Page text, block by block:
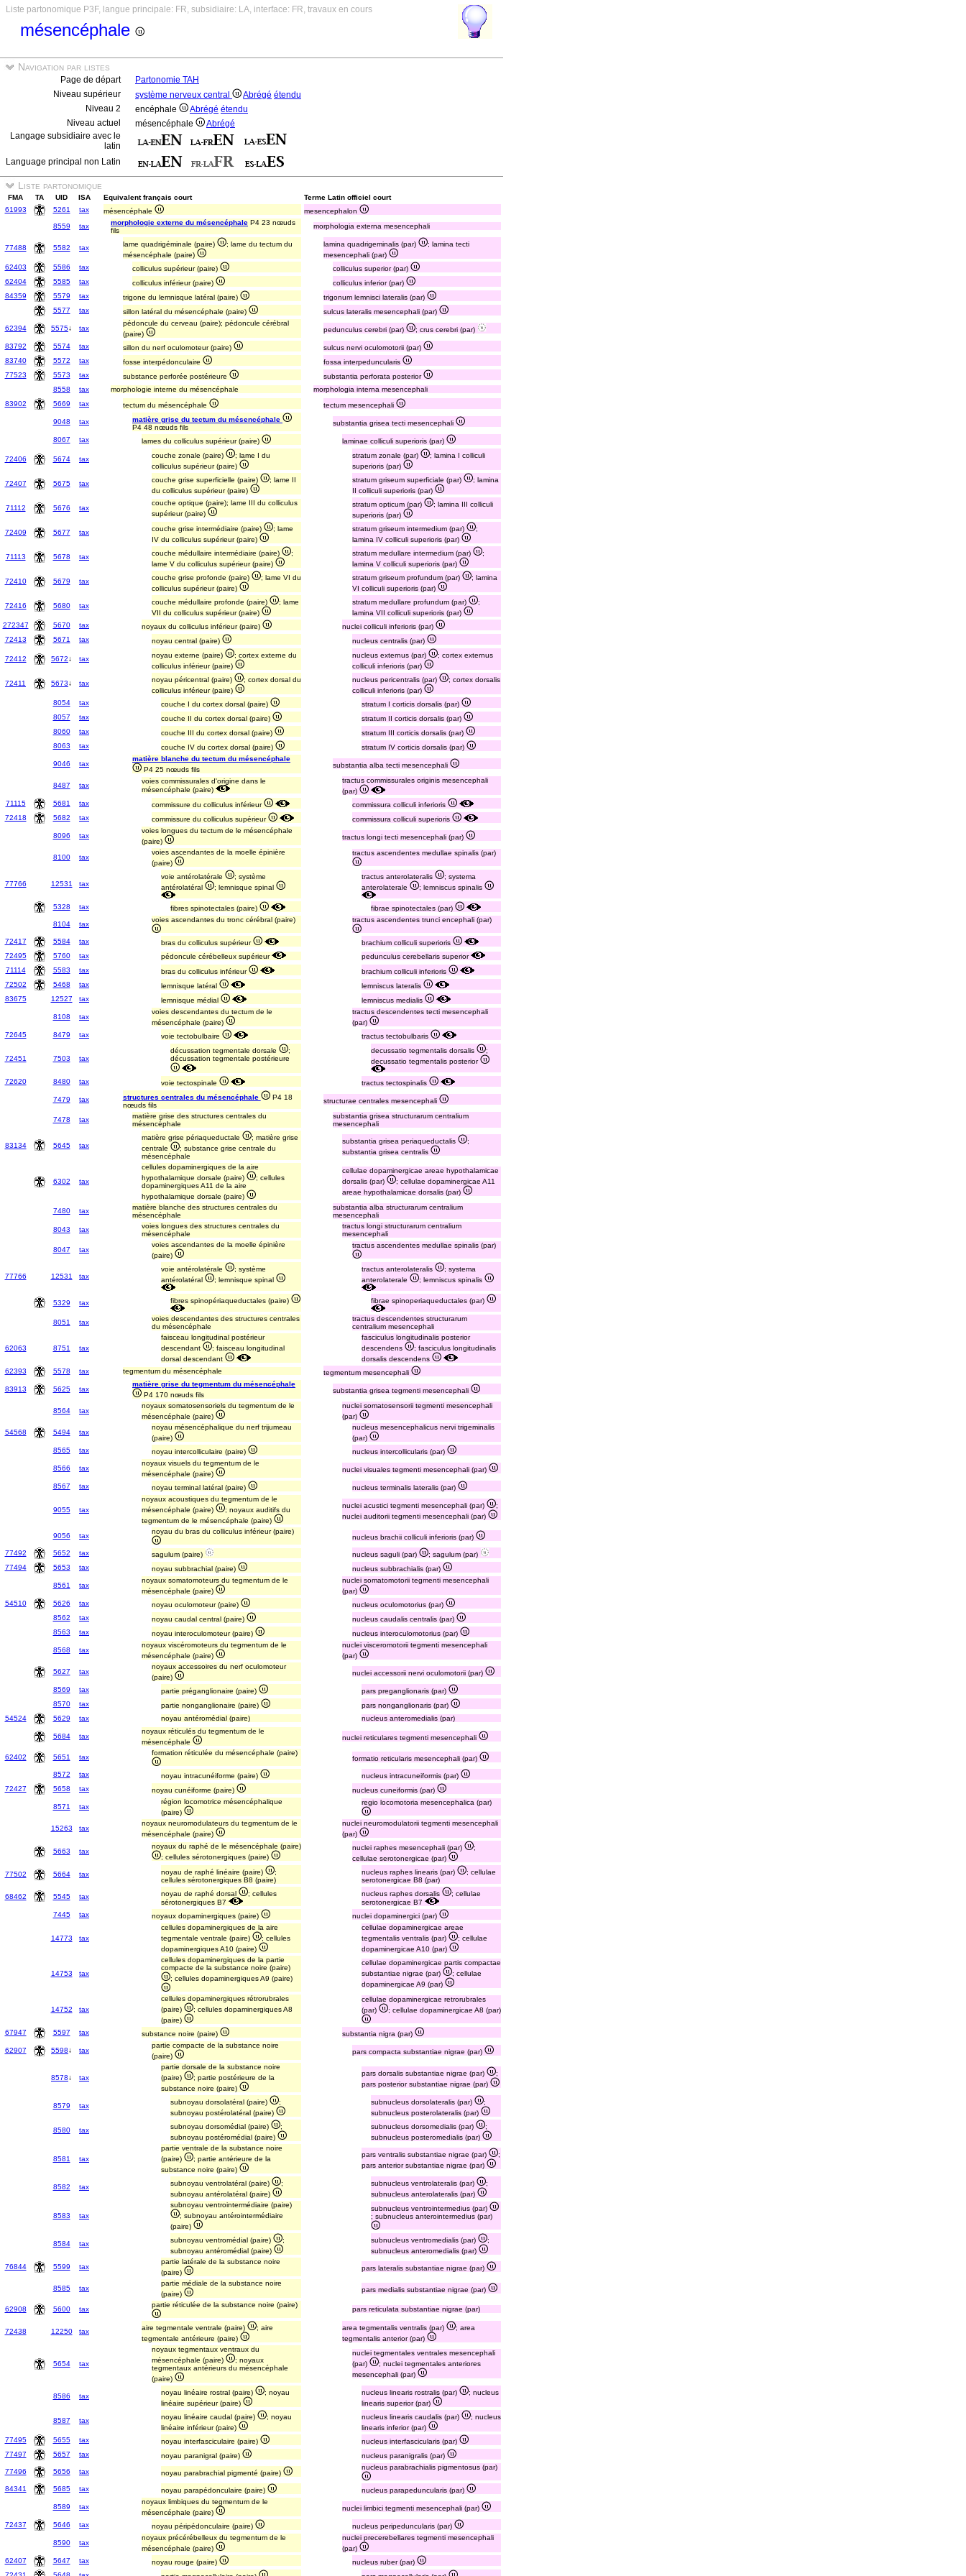
Liste partonomique P3F, langue principale: FR, subsidiaire: LA, interface: FR, travaux en cours
mésencéphale
Navigation par listes
Page de départ
Partonomie TAH
Niveau supérieur
système nerveux central Abrégé étendu
Niveau 2
encéphale Abrégé étendu
Niveau actuel
mésencéphale
Abrégé
Langage subsidiaire avec le
latin
Language principal non Latin
Liste partonomique
FMA TA UID ISA Equivalent français court
Terme Latin officiel court
61993
5261 tax mésencéphale
mesencephalon
8559
tax morphologie externe du mésencéphale P4 23 nœuds
fils
morphologia externa mesencephali
77488 5582 tax lame quadrigéminale (paire)
; lame du tectum du
mésencéphale (paire)
lamina quadrigeminalis (par)
; lamina tecti
mesencephali (par)
62403
5586 tax colliculus supérieur (paire)
colliculus superior (par)
62404
5585 tax colliculus inférieur (paire)
colliculus inferior (par)
84359
5579 tax trigone du lemnisque latéral (paire)
trigonum lemnisci lateralis (par)
5577
tax sillon latéral du mésencéphale (paire) sulcus lateralis mesencephali (par)
62394 5575↓ tax
pédoncule du cerveau (paire); pédoncule cérébral
(paire)
pedunculus cerebri (par) ; crus cerebri (par)
83792 5574 tax sillon du nerf oculomoteur (paire)
sulcus nervi oculomotorii (par)
83740
5572 tax fosse interpédonculaire
fossa interpeduncularis
77523
5573 tax substance perforée postérieure
substantia perforata posterior
8558
tax morphologie interne du mésencéphale
morphologia interna mesencephali
83902
5669 tax tectum du mésencéphale tectum mesencephali
9048 tax
matière grise du tectum du mésencéphale
P4 48 nœuds fils
substantia grisea tecti mesencephali
8067 tax lames du colliculus supérieur (paire) laminae colliculi superioris (par)
72406 5674 tax couche zonale (paire)
; lame I du
colliculus supérieur (paire)
stratum zonale (par)
; lamina I colliculi
superioris (par)
72407 5675 tax couche grise superficielle (paire)
; lame II
du colliculus supérieur (paire)
stratum griseum superficiale (par)
; lamina
II colliculi superioris (par)
71112 5676 tax
couche optique (paire); lame III du colliculus
supérieur (paire)
stratum opticum (par)
; lamina III colliculi
superioris (par)
72409 5677 tax couche grise intermédiaire (paire)
; lame
IV du colliculus supérieur (paire)
stratum griseum intermedium (par)
;
lamina IV colliculi superioris (par)
71113 5678 tax couche médullaire intermédiaire (paire)
;
lame V du colliculus supérieur (paire)
stratum medullare intermedium (par)
;
lamina V colliculi superioris (par)
72410 5679 tax couche grise profonde (paire)
; lame VI du
colliculus supérieur (paire)
stratum griseum profundum (par)
; lamina
VI colliculi superioris (par)
72416 5680 tax couche médullaire profonde (paire)
; lame
VII du colliculus supérieur (paire)
stratum medullare profundum (par)
;
lamina VII colliculi superioris (par)
272347
5670 tax noyaux du colliculus inférieur (paire)
nuclei colliculi inferioris (par)
72413
5671 tax noyau central (paire) nucleus centralis (par)
72412 5672↓ tax noyau externe (paire)
; cortex externe du
colliculus inférieur (paire)
nucleus externus (par)
; cortex externus
colliculi inferioris (par)
72411 5673↓ tax noyau péricentral (paire)
; cortex dorsal du
colliculus inférieur (paire)
nucleus pericentralis (par)
; cortex dorsalis
colliculi inferioris (par)
8054
tax couche I du cortex dorsal (paire)
stratum I corticis dorsalis (par)
8057
tax couche II du cortex dorsal (paire)
stratum II corticis dorsalis (par)
8060
tax couche III du cortex dorsal (paire)
stratum III corticis dorsalis (par)
8063
tax couche IV du cortex dorsal (paire) stratum IV corticis dorsalis (par)
9046 tax
matière blanche du tectum du mésencéphale
P4 25 nœuds fils
substantia alba tecti mesencephali
8487 tax
voies commissurales d'origine dans le
mésencéphale (paire)
tractus commissurales originis mesencephali
(par)
71115
5681 tax commissure du colliculus inférieur
commissura colliculi inferioris
72418
5682 tax commissure du colliculus supérieur commissura colliculi superioris
8096 tax
voies longues du tectum de le mésencéphale
(paire)
tractus longi tecti mesencephali (par)
8100 tax
voies ascendantes de la moelle épinière
(paire)
tractus ascendentes medullae spinalis (par)
77766 12531 tax
voie antérolatérale
; système
antérolatéral
; lemnisque spinal
tractus anterolateralis
; systema
anterolaterale
; lemniscus spinalis
5328 tax fibres spinotectales (paire)
fibrae spinotectales (par)
8104
tax
voies ascendantes du tronc cérébral (paire) tractus ascendentes trunci encephali (par)
72417 5584 tax bras du colliculus supérieur
brachium colliculi superioris
72495
5760 tax pédoncule cérébelleux supérieur
pedunculus cerebellaris superior
71114
5583 tax bras du colliculus inférieur
brachium colliculi inferioris
72502
5468 tax lemnisque latéral
lemniscus lateralis
83675
12527 tax lemnisque médial lemniscus medialis
8108 tax
voies descendantes du tectum de le
mésencéphale (paire)
tractus descendentes tecti mesencephali
(par)
72645
8479 tax voie tectobulbaire tractus tectobulbaris
72451 7503 tax
décussation tegmentale dorsale
;
décussation tegmentale postérieure
decussatio tegmentalis dorsalis
;
decussatio tegmentalis posterior
72620 8480 tax voie tectospinale tractus tectospinalis
7479 tax structures centrales du mésencéphale
P4 18
nœuds fils
structurae centrales mesencephali
7478 tax
matière grise des structures centrales du
mésencéphale
substantia grisea structurarum centralium
mesencephali
83134 5645 tax
matière grise périaqueductale
; matière grise
centrale
; substance grise centrale du
mésencéphale
substantia grisea periaqueductalis
;
substantia grisea centralis
6302 tax
cellules dopaminergiques de la aire
hypothalamique dorsale (paire)
; cellules
dopaminergiques A11 de la aire
hypothalamique dorsale (paire)
cellulae dopaminergicae areae hypothalamicae
dorsalis (par)
; cellulae dopaminergicae A11
areae hypothalamicae dorsalis (par)
7480 tax
matière blanche des structures centrales du
mésencéphale
substantia alba structurarum centralium
mesencephali
8043
tax
voies longues des structures centrales du
mésencéphale
tractus longi structurarum centralium
mesencephali
8047
tax
voies ascendantes de la moelle épinière
(paire)
tractus ascendentes medullae spinalis (par)
77766 12531 tax
voie antérolatérale
; système
antérolatéral
; lemnisque spinal
tractus anterolateralis
; systema
anterolaterale
; lemniscus spinalis
5329 tax fibres spinopériaqueductales (paire) fibrae spinoperiaqueductales (par)
8051 tax
voies descendantes des structures centrales
du mésencéphale
tractus descendentes structurarum
centralium mesencephali
62063 8751 tax
faisceau longitudinal postérieur
descendant
; faisceau longitudinal
dorsal descendant
fasciculus longitudinalis posterior
descendens
; fasciculus longitudinalis
dorsalis descendens
62393
5578 tax tegmentum du mésencéphale tegmentum mesencephali
83913 5625 tax
matière grise du tegmentum du mésencéphale
P4 170 nœuds fils
substantia grisea tegmenti mesencephali
8564 tax
noyaux somatosensoriels du tegmentum de le
mésencéphale (paire)
nuclei somatosensorii tegmenti mesencephali
(par)
54568
5494 tax
noyau mésencéphalique du nerf trijumeau
(paire)
nucleus mesencephalicus nervi trigeminalis
(par)
8565
tax noyau intercolliculaire (paire) nucleus intercollicularis (par)
8566 tax
noyaux visuels du tegmentum de le
mésencéphale (paire)
nuclei visuales tegmenti mesencephali (par)
8567 tax noyau terminal latéral (paire) nucleus terminalis lateralis (par)
9055 tax
noyaux acoustiques du tegmentum de le
mésencéphale (paire)
; noyaux auditifs du
tegmentum de le mésencéphale (paire)
nuclei acustici tegmenti mesencephali (par)
;
nuclei auditorii tegmenti mesencephali (par)
9056 tax
noyau du bras du colliculus inférieur (paire)
nucleus brachii colliculi inferioris (par)
77492
5652 tax sagulum (paire) nucleus saguli (par)
; sagulum (par)
77494
5653 tax noyau subbrachial (paire) nucleus subbrachialis (par)
8561 tax
noyaux somatomoteurs du tegmentum de le
mésencéphale (paire)
nuclei somatomotorii tegmenti mesencephali
(par)
54510
5626 tax noyau oculomoteur (paire)
nucleus oculomotorius (par)
8562
tax noyau caudal central (paire)
nucleus caudalis centralis (par)
8563
tax noyau interoculomoteur (paire) nucleus interoculomotorius (par)
8568 tax
noyaux viscéromoteurs du tegmentum de le
mésencéphale (paire)
nuclei visceromotorii tegmenti mesencephali
(par)
5627
tax
noyaux accessoires du nerf oculomoteur
(paire)
nuclei accessorii nervi oculomotorii (par)
8569 tax partie préganglionaire (paire)
pars preganglionaris (par)
8570
tax partie nonganglionaire (paire)
pars nonganglionaris (par)
54524
5629 tax noyau antéromédial (paire) nucleus anteromedialis (par)
5684 tax
noyaux réticulés du tegmentum de le
mésencéphale
nuclei reticulares tegmenti mesencephali
62402 5651 tax
formation réticulée du mésencéphale (paire)
formatio reticularis mesencephali (par)
8572
tax noyau intracunéiforme (paire)
nucleus intracuneiformis (par)
72427
5658 tax noyau cunéiforme (paire) nucleus cuneiformis (par)
8571 tax
région locomotrice mésencéphalique
(paire)
regio locomotoria mesencephalica (par)
15263 tax
noyaux neuromodulateurs du tegmentum de le
mésencéphale (paire)
nuclei neuromodulatorii tegmenti mesencephali
(par)
5663 tax
noyaux du raphé de le mésencéphale (paire)
; cellules sérotonergiques (paire)
nuclei raphes mesencephali (par)
;
cellulae serotonergicae (par)
77502
5664 tax noyau de raphé linéaire (paire)
;
cellules sérotonergiques B8 (paire)
nucleus raphes linearis (par)
; cellulae
serotonergicae B8 (par)
68462 5545 tax noyau de raphé dorsal
; cellules
sérotonergiques B7
nucleus raphes dorsalis
; cellulae
serotonergicae B7
7445
tax noyaux dopaminergiques (paire) nuclei dopaminergici (par)
14773 tax
cellules dopaminergiques de la aire
tegmentale ventrale (paire)
; cellules
dopaminergiques A10 (paire)
cellulae dopaminergicae areae
tegmentalis ventralis (par)
; cellulae
dopaminergicae A10 (par)
14753 tax
cellules dopaminergiques de la partie
compacte de la substance noire (paire)
; cellules dopaminergiques A9 (paire)
cellulae dopaminergicae partis compactae
substantiae nigrae (par)
; cellulae
dopaminergicae A9 (par)
14752 tax
cellules dopaminergiques rétrorubrales
(paire)
; cellules dopaminergiques A8
(paire)
cellulae dopaminergicae retrorubrales
(par)
; cellulae dopaminergicae A8 (par)
67947 5597 tax substance noire (paire) substantia nigra (par)
62907 5598↓ tax
partie compacte de la substance noire
(paire)
pars compacta substantiae nigrae (par)
8578↓ tax
partie dorsale de la substance noire
(paire)
; partie postérieure de la
substance noire (paire)
pars dorsalis substantiae nigrae (par)
;
pars posterior substantiae nigrae (par)
8579 tax subnoyau dorsolatéral (paire)
;
subnoyau postérolatéral (paire)
subnucleus dorsolateralis (par)
;
subnucleus posterolateralis (par)
8580 tax subnoyau dorsomédial (paire)
;
subnoyau postéromédial (paire)
subnucleus dorsomedialis (par)
;
subnucleus posteromedialis (par)
8581 tax
partie ventrale de la substance noire
(paire)
; partie antérieure de la
substance noire (paire)
pars ventralis substantiae nigrae (par)
;
pars anterior substantiae nigrae (par)
8582 tax subnoyau ventrolatéral (paire)
;
subnoyau antérolatéral (paire)
subnucleus ventrolateralis (par)
;
subnucleus anterolateralis (par)
8583 tax
subnoyau ventrointermédiaire (paire)
; subnoyau antérointermédiaire
(paire)
subnucleus ventrointermedius (par)
; subnucleus anterointermedius (par)
8584 tax subnoyau ventromédial (paire)
;
subnoyau antéromédial (paire)
subnucleus ventromedialis (par)
;
subnucleus anteromedialis (par)
76844
5599 tax
partie latérale de la substance noire
(paire)
pars lateralis substantiae nigrae (par)
8585 tax
partie médiale de la substance noire
(paire)
pars medialis substantiae nigrae (par)
62908 5600 tax
partie réticulée de la substance noire (paire)
pars reticulata substantiae nigrae (par)
72438 12250 tax aire tegmentale ventrale (paire)
; aire
tegmentale antérieure (paire)
area tegmentalis ventralis (par)
; area
tegmentalis anterior (par)
5654 tax
noyaux tegmentaux ventraux du
mésencéphale (paire)
; noyaux
tegmentaux antérieurs du mésencéphale
(paire)
nuclei tegmentales ventrales mesencephali
(par)
; nuclei tegmentales anteriores
mesencephali (par)
8586 tax noyau linéaire rostral (paire)
; noyau
linéaire supérieur (paire)
nucleus linearis rostralis (par)
; nucleus
linearis superior (par)
8587 tax noyau linéaire caudal (paire)
; noyau
linéaire inférieur (paire)
nucleus linearis caudalis (par)
; nucleus
linearis inferior (par)
77495
5655 tax noyau interfasciculaire (paire)
nucleus interfascicularis (par)
77497
5657 tax noyau paranigral (paire)
nucleus paranigralis (par)
77496
5656 tax noyau parabrachial pigmenté (paire)
nucleus parabrachialis pigmentosus (par)
84341 5685 tax noyau parapédonculaire (paire) nucleus parapeduncularis (par)
8589 tax
noyaux limbiques du tegmentum de le
mésencéphale (paire)
nuclei limbici tegmenti mesencephali (par)
72437 5646 tax noyau péripédonculaire (paire) nucleus peripeduncularis (par)
8590 tax
noyaux précérébelleux du tegmentum de le
mésencéphale (paire)
nuclei precerebellares tegmenti mesencephali
(par)
62407
5647 tax noyau rouge (paire)
nucleus ruber (par)